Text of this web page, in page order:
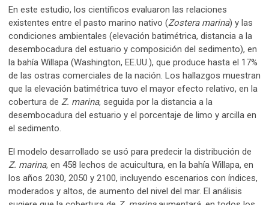
En este estudio, los científicos evaluaron las relaciones
existentes entre el pasto marino nativo (Zostera marina) y las
condiciones ambientales (elevación batimétrica, distancia a la
desembocadura del estuario y composición del sedimento), en
la bahía Willapa (Washington, EE.UU.), que produce hasta el 17%
de las ostras comerciales de la nación. Los hallazgos muestran
que la elevación batimétrica tuvo el mayor efecto relativo, en la
cobertura de Z. marina, seguida por la distancia a la
desembocadura del estuario y el porcentaje de limo y arcilla en
el sedimento.
El modelo desarrollado se usó para predecir la distribución de
Z. marina, en 458 lechos de acuicultura, en la bahía Willapa, en
los años 2030, 2050 y 2100, incluyendo escenarios con índices,
moderados y altos, de aumento del nivel del mar. El análisis